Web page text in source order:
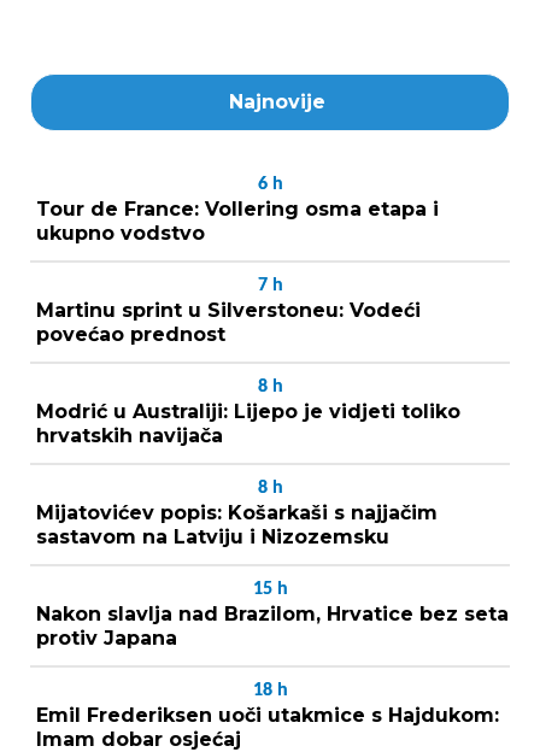
Najnovije
6 h
Tour de France: Vollering osma etapa i
ukupno vodstvo
7 h
Martinu sprint u Silverstoneu: Vodeći
povećao prednost
8 h
Modrić u Australiji: Lijepo je vidjeti toliko
hrvatskih navijača
8 h
Mijatovićev popis: Košarkaši s najjačim
sastavom na Latviju i Nizozemsku
15 h
Nakon slavlja nad Brazilom, Hrvatice bez seta
protiv Japana
18 h
Emil Frederiksen uoči utakmice s Hajdukom:
Imam dobar osjećaj